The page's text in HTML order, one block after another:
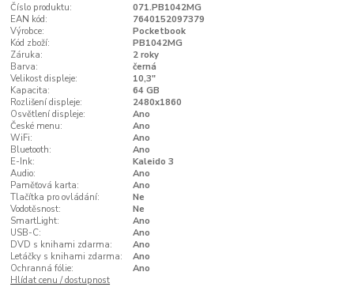
Číslo produktu:
071.PB1042MG
EAN kód:
7640152097379
Výrobce:
Pocketbook
Kód zboží:
PB1042MG
Záruka:
2 roky
Barva:
černá
Velikost displeje:
10,3"
Kapacita:
64 GB
Rozlišení displeje:
2480x1860
Osvětlení displeje:
Ano
České menu:
Ano
WiFi:
Ano
Bluetooth:
Ano
E-Ink:
Kaleido 3
Audio:
Ano
Paměťová karta:
Ano
Tlačítka pro ovládání:
Ne
Vodotěsnost:
Ne
SmartLight:
Ano
USB-C:
Ano
DVD s knihami zdarma:
Ano
Letáčky s knihami zdarma:
Ano
Ochranná fólie:
Ano
Hlídat cenu / dostupnost